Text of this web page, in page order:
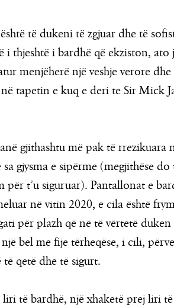
të dukeni të zgjuar dhe të
thjeshtë i bardhë që ekziston, ato
menjëherë një veshje verore
tapetin e kuq e deri te Sir Mick
gjithashtu më pak të rrezikuara
gjysma e sipërme (megjithëse
t’u siguruar). Pantallonat e
në vitin 2020, e cila është
për plazh që në të vërtetë
bel me fije tërheqëse, i cili,
qetë dhe të sigurt.
të bardhë, një xhaketë prej liri